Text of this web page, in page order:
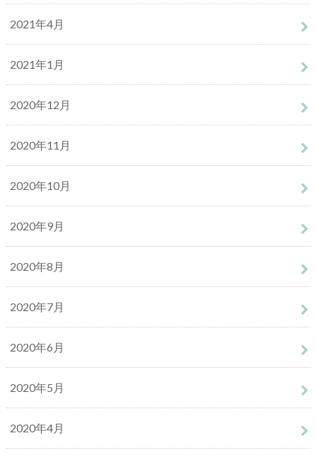
2021年4月
2021年1月
2020年12月
2020年11月
2020年10月
2020年9月
2020年8月
2020年7月
2020年6月
2020年5月
2020年4月